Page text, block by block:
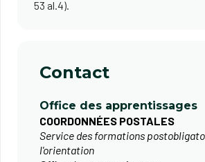
53 al.4).
Contact
Office des apprentissages
COORDONNÉES POSTALES
Service des formations
l'orientation